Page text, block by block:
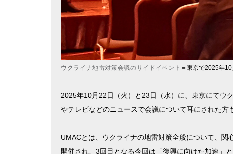
ウクライナ地雷対策会議のサイドイベント ＝東京で2025年10
2025年10月22日（火）と23日（水）に、東京にてウ
やテレビなどのニュースで会議について耳にされた方
UMACとは、ウクライナの地雷対策全般について、
開催され、3回目となる今回は「復興に向けた加速」